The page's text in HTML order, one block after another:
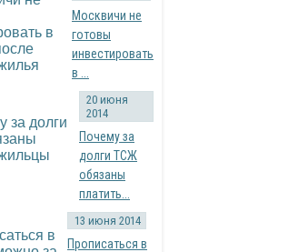
Москвичи не
готовы
инвестировать
в ...
20 июня
2014
Почему за
долги ТСЖ
обязаны
платить...
13 июня 2014
Прописаться в